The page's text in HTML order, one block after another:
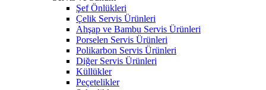
Şef Önlükleri
Çelik Servis Ürünleri
Ahşap ve Bambu Servis Ürünleri
Porselen Servis Ürünleri
Polikarbon Servis Ürünleri
Diğer Servis Ürünleri
Küllükler
Peçetelikler